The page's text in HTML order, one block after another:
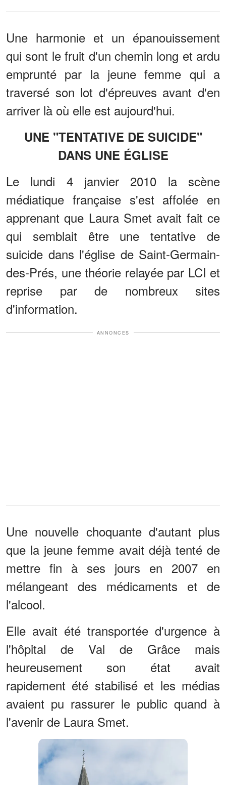
Une harmonie et un épanouissement
qui sont le fruit d'un chemin long et ardu
emprunté par la jeune femme qui a
traversé son lot d'épreuves avant d'en
arriver là où elle est aujourd'hui.
UNE "TENTATIVE DE SUICIDE"
DANS UNE ÉGLISE
Le lundi 4 janvier 2010 la scène
médiatique française s'est affolée en
apprenant que Laura Smet avait fait ce
qui semblait être une tentative de
suicide dans l'église de Saint-Germain-
des-Prés, une théorie relayée par LCI et
reprise par de nombreux sites
d'information.
ANNONCES
Une nouvelle choquante d'autant plus
que la jeune femme avait déjà tenté de
mettre fin à ses jours en 2007 en
mélangeant des médicaments et de
l'alcool.
Elle avait été transportée d'urgence à
l'hôpital de Val de Grâce mais
heureusement son état avait
rapidement été stabilisé et les médias
avaient pu rassurer le public quand à
l'avenir de Laura Smet.